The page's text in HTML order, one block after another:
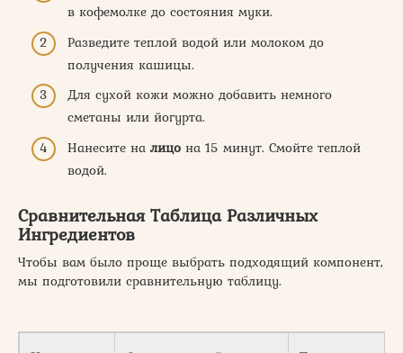
в кофемолке до состояния муки.
Разведите теплой водой или молоком до
получения кашицы.
Для сухой кожи можно добавить немного
сметаны или йогурта.
Нанесите на лицо на 15 минут. Смойте теплой
водой.
Сравнительная Таблица Различных
Ингредиентов
Чтобы вам было проще выбрать подходящий компонент,
мы подготовили сравнительную таблицу.